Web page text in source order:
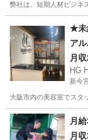
弊社は、短期人材ビジネ
大
★未
ア
月
HG
新今
大阪市内の美容室でスタ
大阪 大阪市 新
月
月